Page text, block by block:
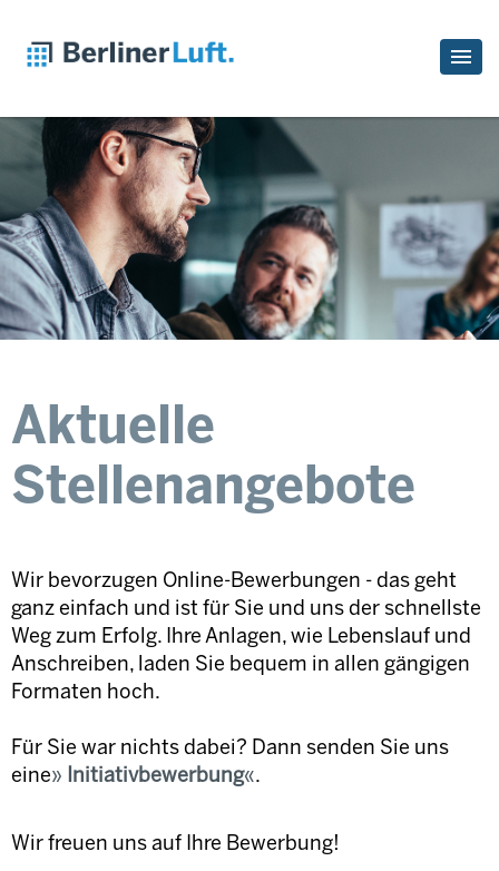
Aktuelle
Stellenangebote
Wir bevorzugen Online-Bewerbungen - das geht
ganz einfach und ist für Sie und uns der schnellste
Weg zum Erfolg. Ihre Anlagen, wie Lebenslauf und
Anschreiben, laden Sie bequem in allen gängigen
Formaten hoch.
Für Sie war nichts dabei? Dann senden Sie uns
eine
Initiativbewerbung .
Wir freuen uns auf Ihre Bewerbung!